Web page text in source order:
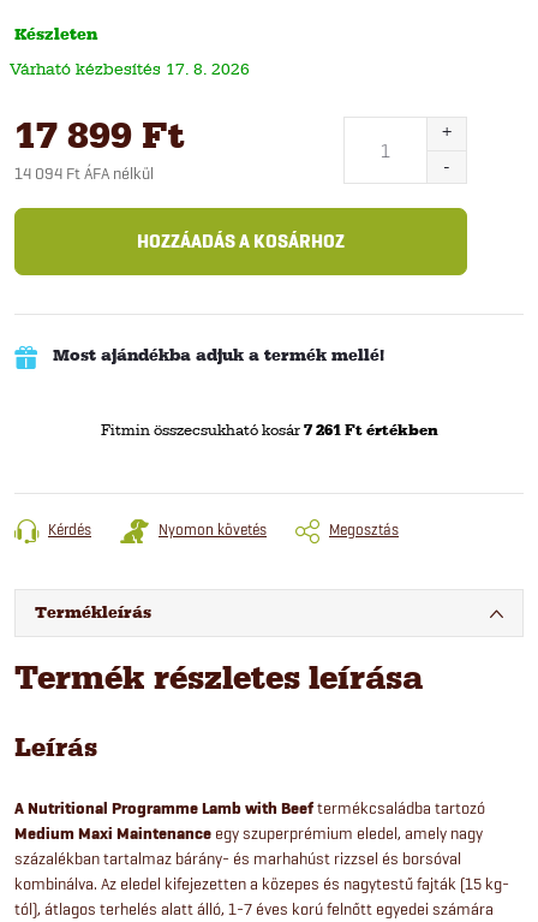
Készleten
17. 8. 2026
17 899 Ft
14 094 Ft ÁFA nélkül
HOZZÁADÁS A KOSÁRHOZ
Most ajándékba adjuk a termék mellé!
Fitmin összecsukható kosár 7 261 Ft értékben
Kérdés Nyomon követés Megosztás
Termékleírás
Termék részletes leírása
Leírás
A Nutritional Programme Lamb with Beeftermékcsaládba tartozó
Medium Maxi Maintenance egy szuperprémium eledel, amely nagy
százalékban tartalmaz bárány- és marhahúst rizzsel és borsóval
kombinálva. Az eledel kifejezetten a közepes és nagytestű fajták (15 kg-
tól), átlagos terhelés alatt álló, 1-7 éves korú felnőtt egyedei számára